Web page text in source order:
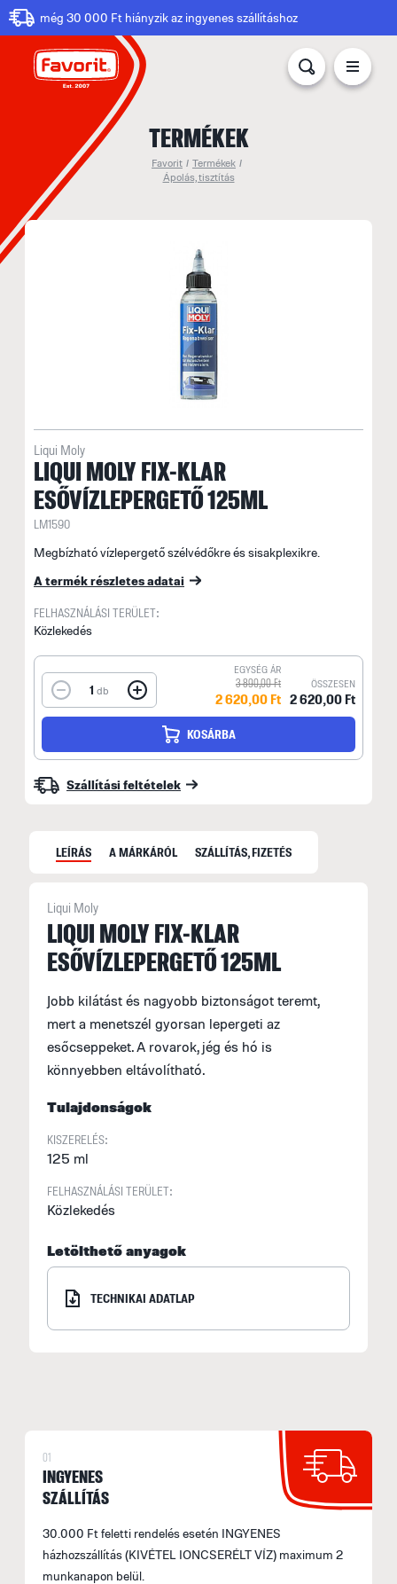
még 30 000 Ft hiányzik az ingyenes szállításhoz
TERMÉKEK
Favorit / Termékek /
Ápolás, tisztítás
Liqui Moly
LIQUI MOLY FIX-KLAR
ESŐVÍZLEPERGETŐ 125ML
LM1590
Megbízható vízlepergető szélvédőkre és sisakplexikre.
A termék részletes adatai
FELHASZNÁLÁSI TERÜLET:
Közlekedés
1 db
EGYSÉG ÁR
3 890,00 Ft
2 620,00 Ft
ÖSSZESEN
2 620,00 Ft
KOSÁRBA
Szállítási feltételek
LEÍRÁS A MÁRKÁRÓL SZÁLLÍTÁS, FIZETÉS
Liqui Moly
LIQUI MOLY FIX-KLAR
ESŐVÍZLEPERGETŐ 125ML
Jobb kilátást és nagyobb biztonságot teremt,
mert a menetszél gyorsan lepergeti az
esőcseppeket. A rovarok, jég és hó is
könnyebben eltávolítható.
Tulajdonságok
KISZERELÉS:
125 ml
FELHASZNÁLÁSI TERÜLET:
Közlekedés
Letölthető anyagok
TECHNIKAI ADATLAP
01
INGYENES
SZÁLLÍTÁS
30.000 Ft feletti rendelés esetén INGYENES
házhozszállítás (KIVÉTEL IONCSERÉLT VÍZ) maximum 2
munkanapon belül.